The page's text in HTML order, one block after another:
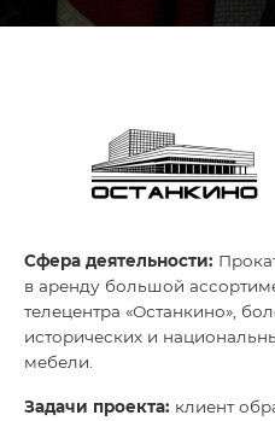
Сфера деятельности:
в аренду большой
телецентра «Останкино»,
исторических и
мебели.
Задачи проекта: клиент
Глоссарий